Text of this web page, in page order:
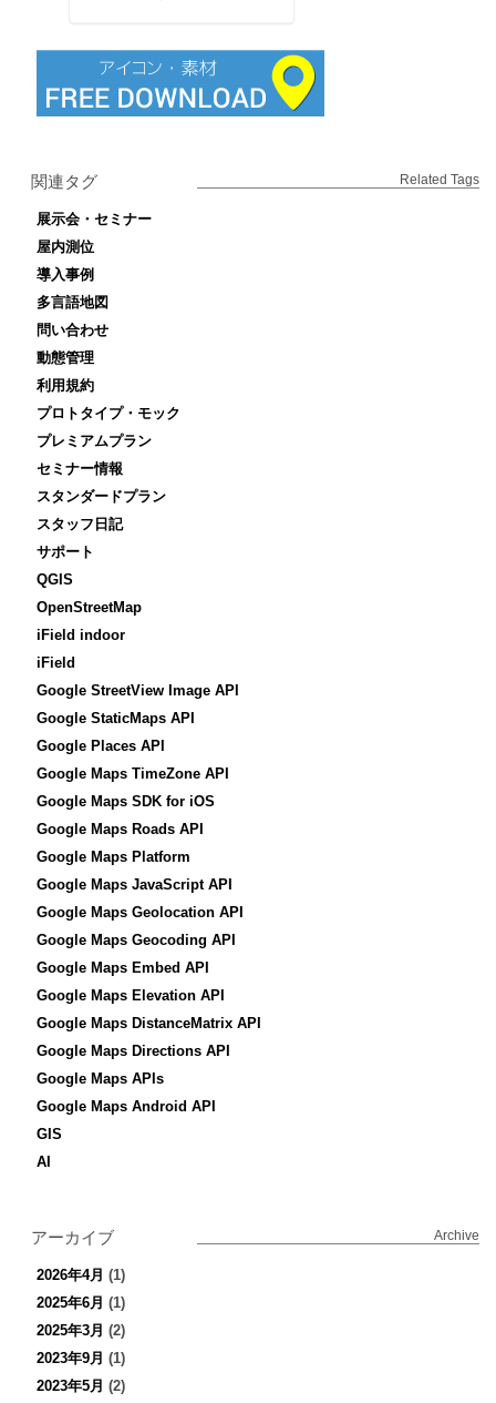
関連タグ Related Tags
展示会・セミナー
屋内測位
導入事例
多言語地図
問い合わせ
動態管理
利用規約
プロトタイプ・モック
プレミアムプラン
セミナー情報
スタンダードプラン
スタッフ日記
サポート
QGIS
OpenStreetMap
iField indoor
iField
Google StreetView Image API
Google StaticMaps API
Google Places API
Google Maps TimeZone API
Google Maps SDK for iOS
Google Maps Roads API
Google Maps Platform
Google Maps JavaScript API
Google Maps Geolocation API
Google Maps Geocoding API
Google Maps Embed API
Google Maps Elevation API
Google Maps DistanceMatrix API
Google Maps Directions API
Google Maps APIs
Google Maps Android API
GIS
AI
アーカイブ Archive
2026年4月 (1)
2025年6月 (1)
2025年3月 (2)
2023年9月 (1)
2023年5月 (2)